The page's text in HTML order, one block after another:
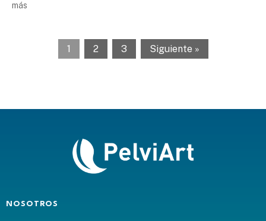
más
1 2 3 Siguiente »
NOSOTROS